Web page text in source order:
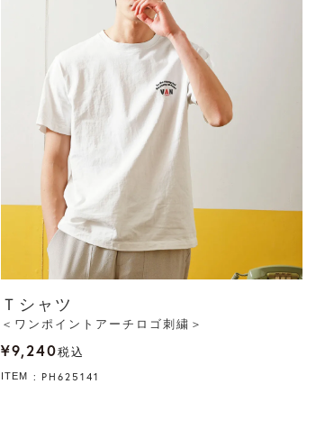
Ｔシャツ
＜ワンポイントアーチロゴ刺繍＞
¥9,240税込
ITEM PH625141